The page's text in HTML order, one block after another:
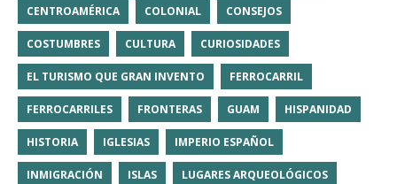
CENTROAMÉRICA COLONIAL CONSEJOS
COSTUMBRES CULTURA CURIOSIDADES
EL TURISMO QUE GRAN INVENTO FERROCARRIL
FERROCARRILES FRONTERAS GUAM HISPANIDAD
HISTORIA IGLESIAS IMPERIO ESPAÑOL
INMIGRACIÓN ISLAS LUGARES ARQUEOLÓGICOS